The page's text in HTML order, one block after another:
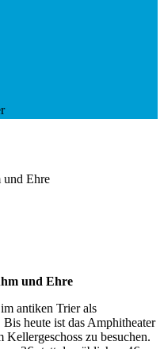
und Ehre
und Ehre
antiken Trier als
heute ist das Amphitheater
Kellergeschoss zu besuchen.